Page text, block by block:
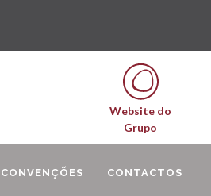
Website do
Grupo
CONVENÇÕES CONTACTOS